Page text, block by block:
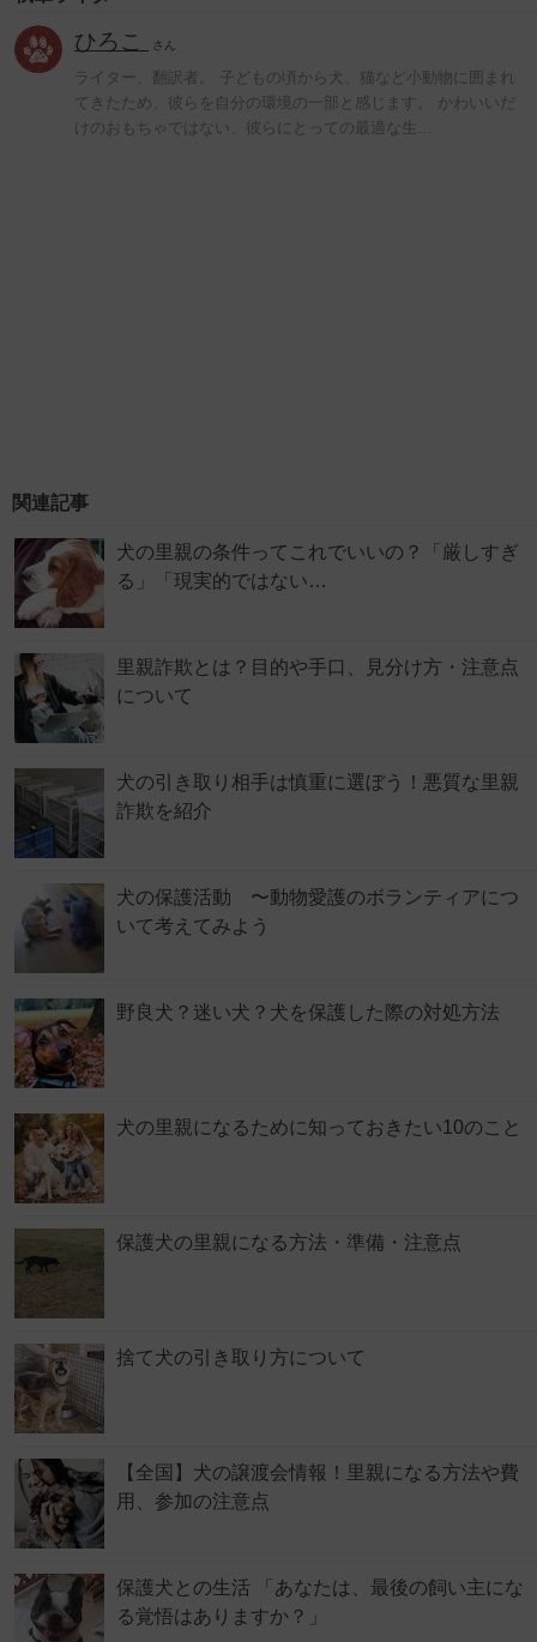
ひろこ さん
ライター、翻訳者。 子どもの頃から犬、猫など小動物に囲まれ
てきたため、彼らを自分の環境の一部と感じます。 かわいいだ
けのおもちゃではない、彼らにとっての最適な生…
関連記事
犬の里親の条件ってこれでいいの？「厳しすぎ
る」「現実的ではない…
里親詐欺とは？目的や手口、見分け方・注意点
について
犬の引き取り相手は慎重に選ぼう！悪質な里親
詐欺を紹介
犬の保護活動 〜動物愛護のボランティアにつ
いて考えてみよう
野良犬？迷い犬？犬を保護した際の対処方法
犬の里親になるために知っておきたい10のこと
保護犬の里親になる方法・準備・注意点
捨て犬の引き取り方について
【全国】犬の譲渡会情報！里親になる方法や費
用、参加の注意点
保護犬との生活 「あなたは、最後の飼い主にな
る覚悟はありますか？」